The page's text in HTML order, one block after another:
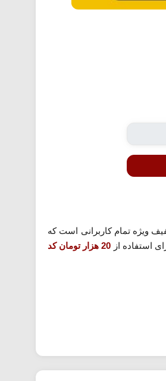
ویژه تمام کاربرانی است که
20 هزار تومان کد